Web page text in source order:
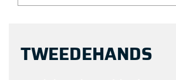
TWEEDEHANDS